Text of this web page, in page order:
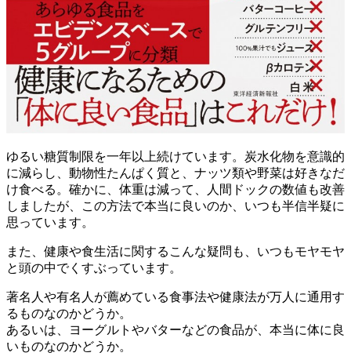
ゆるい糖質制限を一年以上続けています。炭水化物を意識的
に減らし、動物性たんぱく質と、ナッツ類や野菜は好きなだ
け食べる。確かに、体重は減って、人間ドックの数値も改善
しましたが、この方法で本当に良いのか、いつも半信半疑に
思っています。
また、健康や食生活に関するこんな疑問も、いつもモヤモヤ
と頭の中でくすぶっています。
著名人や有名人が薦めている食事法や健康法が万人に通用す
るものなのかどうか。
あるいは、ヨーグルトやバターなどの食品が、本当に体に良
いものなのかどうか。